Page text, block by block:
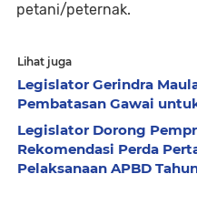
petani/peternak.
Lihat juga
Legislator Gerindra
Pembatasan Gawai
Legislator Dorong
Rekomendasi Perda
Pelaksanaan APBD